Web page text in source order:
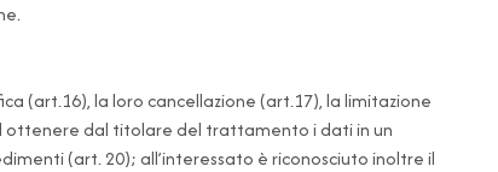
(art.16), la loro cancellazione (art.17), la limitazione
dal titolare del trattamento i dati in un
(art. 20); all’interessato è riconosciuto inoltre il